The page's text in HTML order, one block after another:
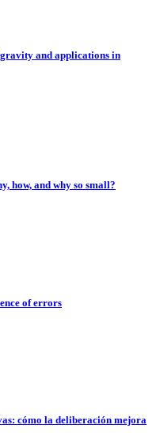
and applications in
how, and why so small?
of errors
cómo la deliberación mejora